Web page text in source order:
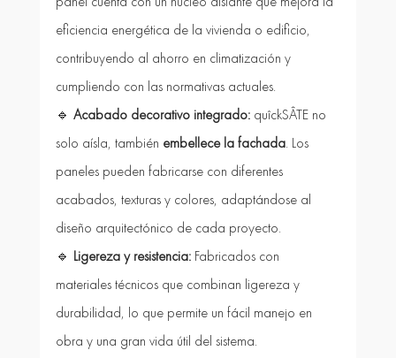
eficiencia energética de la vivienda o edificio,
contribuyendo al ahorro en climatización y
cumpliendo con las normativas actuales.
🔹 Acabado decorativo integrado: quîckSÂTE no
solo aísla, también embellece la fachada. Los
paneles pueden fabricarse con diferentes
acabados, texturas y colores, adaptándose al
diseño arquitectónico de cada proyecto.
🔹 Ligereza y resistencia: Fabricados con
materiales técnicos que combinan ligereza y
durabilidad, lo que permite un fácil manejo en
obra y una gran vida útil del sistema.